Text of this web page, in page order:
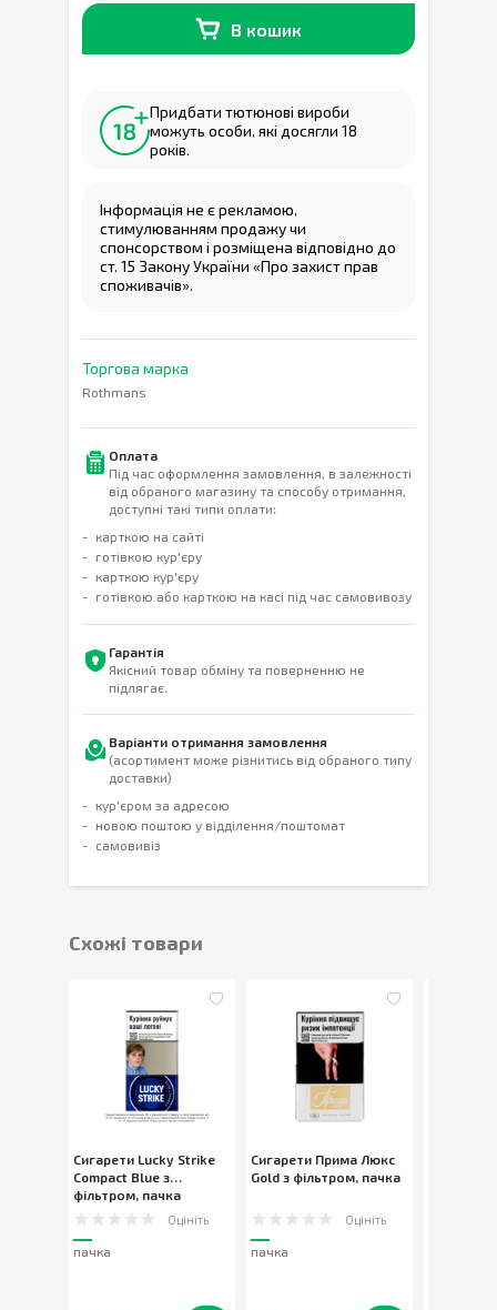
В кошик
Придбати тютюнові вироби
можуть особи, які досягли 18
років.
Інформація не є рекламою,
стимулюванням продажу чи
спонсорством і розміщена відповідно до
ст. 15 Закону України «Про захист прав
споживачів».
Торгова марка
Rothmans
Оплата
Під час оформлення замовлення, в залежності
від обраного магазину та способу отримання,
доступні такі типи оплати:
карткою на сайті
готівкою кур'єру
карткою кур'єру
готівкою або карткою на касі під час самовивозу
Гарантія
Якісний товар обміну та поверненню не
підлягає.
Варіанти отримання замовлення
(асортимент може різнитись від обраного типу
доставки)
кур'єром за адресою
новою поштою у відділення/поштомат
самовивіз
Cхожі товари
Сигарети Lucky Strike
Compact Blue з
фільтром, пачка
Оцініть
пачка
Сигарети Прима Люкс
Gold з фільтром, пачка
Оцініть
пачка